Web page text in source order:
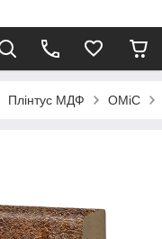
Плінтус МДФ OMiC